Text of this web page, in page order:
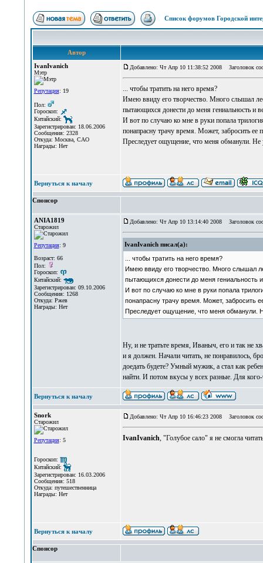
Список форумов Городской
Автор
IvanIvanich
Мэтр
Репутация: 19
Пол:
Гороскоп:
Китайский:
Зарегистрирован: 18.06.2006
Сообщения: 2328
Откуда: Москва, САО
Награды: Нет
Добавлено: Чт Апр 10 11:38:52 2008 Заголовок
... чтобы тратить на него время?
Имею ввиду его творчество. Много слышал
пытающихся донести до меня гениальность и
И вот по случаю ко мне в руки попала
понапрасну трачу время. Может, забросить ее
Преследует ощущение, что меня обманули. Не
Вернуться к началу
Спонсор
ANIA1819
Старожил
Репутация: 9
Возраст: 66
Пол:
Гороскоп:
Китайский:
Зарегистрирован: 09.10.2006
Сообщения: 1268
Откуда: Ржев
Награды: Нет
Добавлено: Чт Апр 10 13:14:40 2008 Заголовок
IvanIvanich писал(а):
... чтобы тратить на него время?
Имею ввиду его творчество. Много слышал
пытающихся донести до меня гениальность
И вот по случаю ко мне в руки попала
понапрасну трачу время. Может, забросить
Преследует ощущение, что меня обманули.
Ну, и не тратьте время, Иваныч, его и так не
и я должен. Начали читать, не понравилось,
доедать будете? Умный мужик, а стал как
найти. И потом вкусы у всех разные. Для
Вернуться к началу
Snork
Старожил
Репутация: 5
Гороскоп:
Китайский:
Зарегистрирован: 16.03.2006
Сообщения: 518
Откуда: путешественница
Награды: Нет
Добавлено: Чт Апр 10 16:46:23 2008 Заголовок
IvanIvanich, "Голубое сало" я не смогла
Вернуться к началу
Спонсор